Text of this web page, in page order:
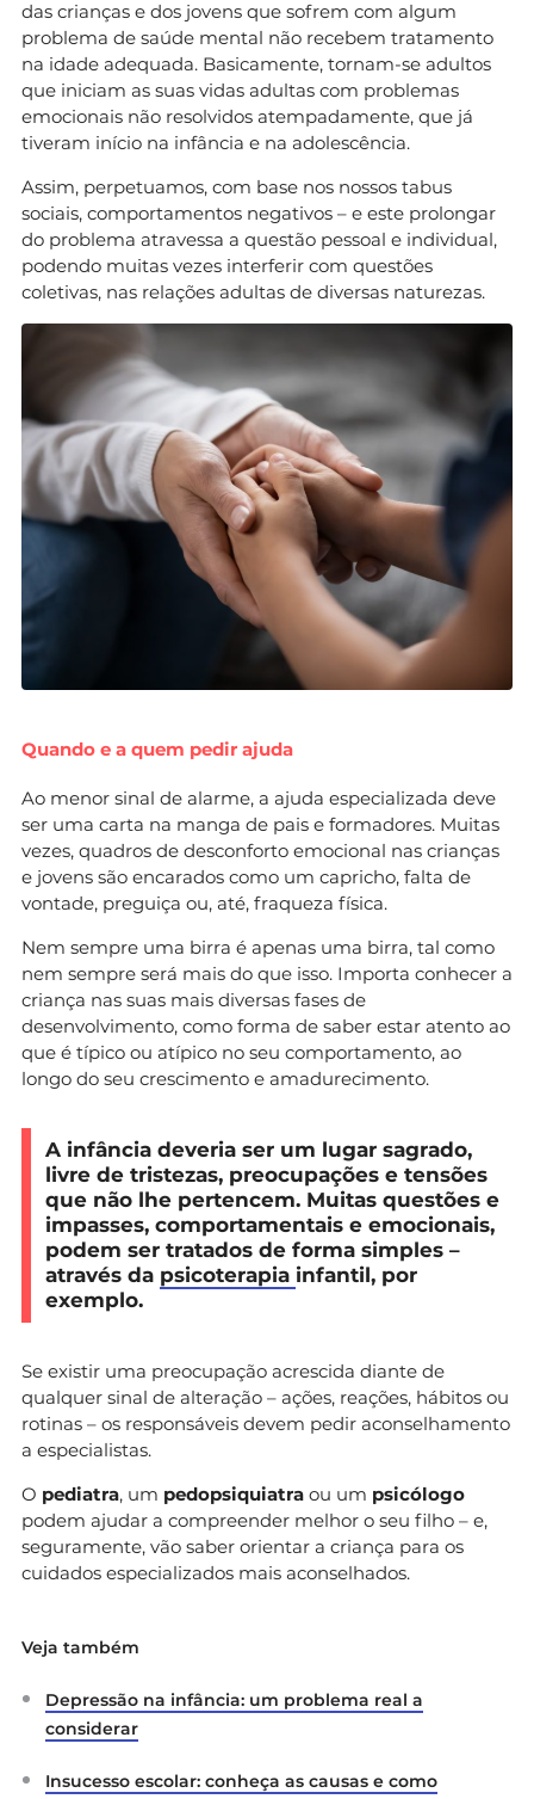
das crianças e dos jovens que sofrem com algum
problema de saúde mental não recebem tratamento
na idade adequada. Basicamente, tornam-se adultos
que iniciam as suas vidas adultas com problemas
emocionais não resolvidos atempadamente, que já
tiveram início na infância e na adolescência.
Assim, perpetuamos, com base nos nossos tabus
sociais, comportamentos negativos – e este prolongar
do problema atravessa a questão pessoal e individual,
podendo muitas vezes interferir com questões
coletivas, nas relações adultas de diversas naturezas.
Quando e a quem pedir ajuda
Ao menor sinal de alarme, a ajuda especializada deve
ser uma carta na manga de pais e formadores. Muitas
vezes, quadros de desconforto emocional nas crianças
e jovens são encarados como um capricho, falta de
vontade, preguiça ou, até, fraqueza física.
Nem sempre uma birra é apenas uma birra, tal como
nem sempre será mais do que isso. Importa conhecer a
criança nas suas mais diversas fases de
desenvolvimento, como forma de saber estar atento ao
que é típico ou atípico no seu comportamento, ao
longo do seu crescimento e amadurecimento.
A infância deveria ser um lugar sagrado,
livre de tristezas, preocupações e tensões
que não lhe pertencem. Muitas questões e
impasses, comportamentais e emocionais,
podem ser tratados de forma simples –
através da psicoterapia infantil, por
exemplo.
Se existir uma preocupação acrescida diante de
qualquer sinal de alteração – ações, reações, hábitos ou
rotinas – os responsáveis devem pedir aconselhamento
a especialistas.
O pediatra, um pedopsiquiatra ou um psicólogo
podem ajudar a compreender melhor o seu filho – e,
seguramente, vão saber orientar a criança para os
cuidados especializados mais aconselhados.
Veja também
Depressão na infância: um problema real a
considerar
Insucesso escolar: conheça as causas e como